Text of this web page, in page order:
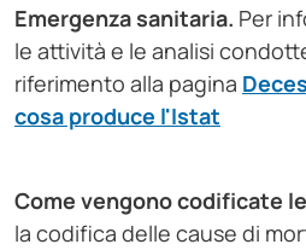
Emergenza sanitaria. Per
le attività e le analisi
riferimento alla pagina
cosa produce l'Istat
Come vengono codificate
la codifica delle cause di